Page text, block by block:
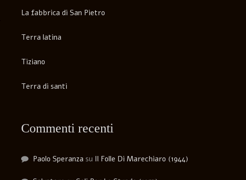
La fabbrica di San Pietro
Terra latina
Tiziano
Terra di santi
Commenti recenti
Paolo Speranzasu Il Folle Di Marechiaro (1944)